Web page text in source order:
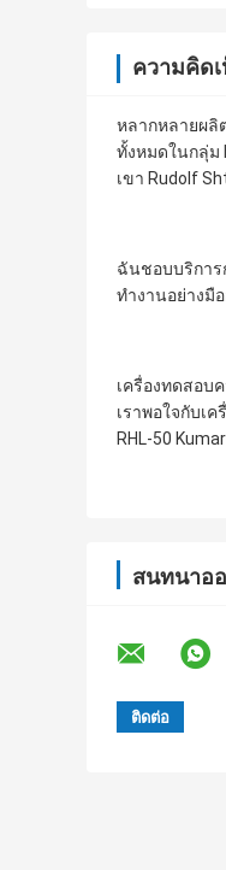
ความคิด
หลากหลายผลิ
ทั้งหมดในกลุ่ม
เขา Rudolf
ฉันชอบบริการ
ทำงานอย่างมื
เครื่องทดสอบ
เราพอใจกับเ
RHL-50
สนทนาอ